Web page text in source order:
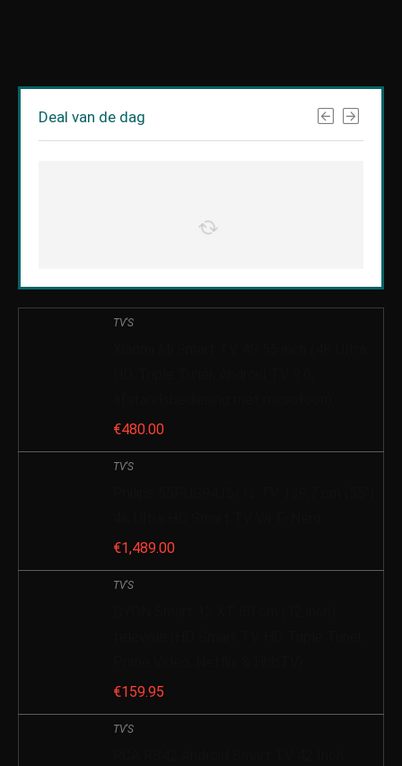
Deal van de dag
TV'S
€480.00
TV'S
€1,489.00
TV'S
€159.95
TV'S